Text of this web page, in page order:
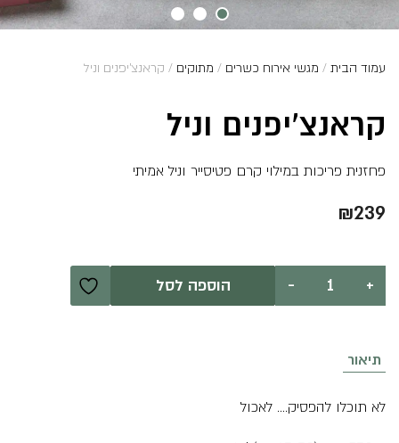
עמוד הבית / מגשי אירוח כשרים / מתוקים / קראנצ’יפנים וניל
קראנצ’יפנים וניל
פחזנית פריכות במילוי קרם פטיסייר וניל אמיתי
₪239
-
כמות
קראנצ'יפנים
+ הוספה לסל
תיאור
לא תוכלו להפסיק…. לאכול